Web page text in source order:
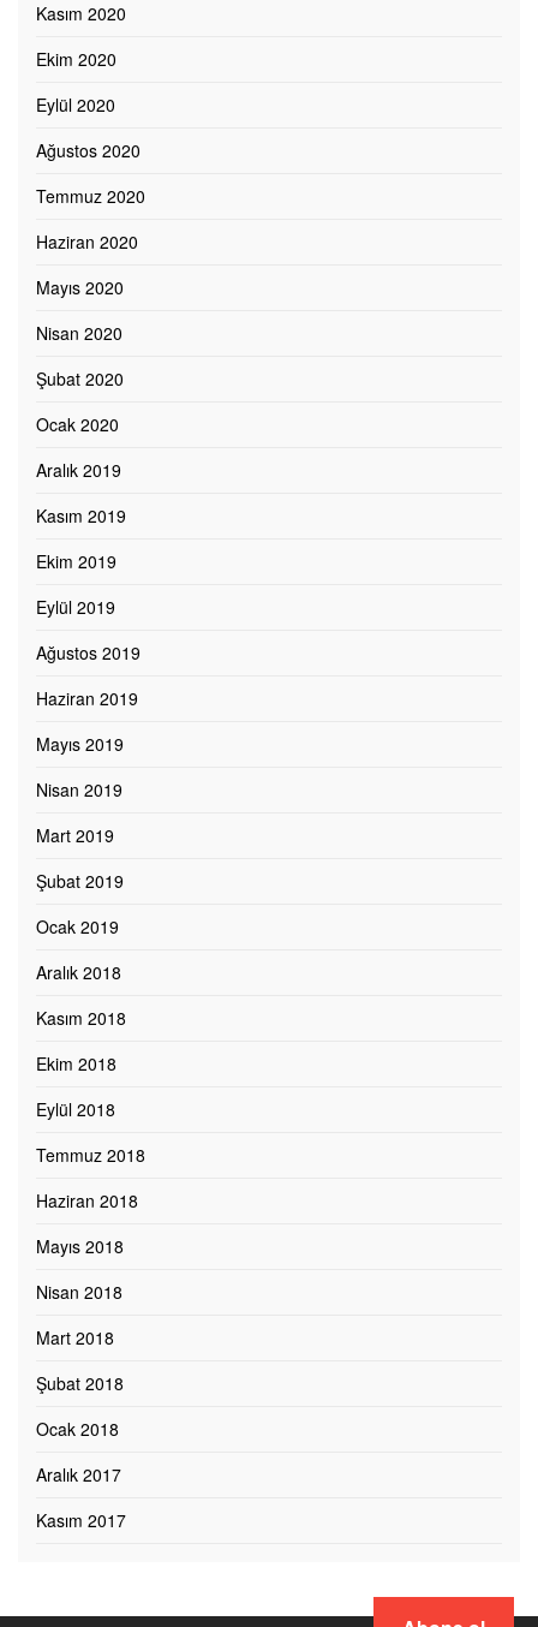
Kasım 2020
Ekim 2020
Eylül 2020
Ağustos 2020
Temmuz 2020
Haziran 2020
Mayıs 2020
Nisan 2020
Şubat 2020
Ocak 2020
Aralık 2019
Kasım 2019
Ekim 2019
Eylül 2019
Ağustos 2019
Haziran 2019
Mayıs 2019
Nisan 2019
Mart 2019
Şubat 2019
Ocak 2019
Aralık 2018
Kasım 2018
Ekim 2018
Eylül 2018
Temmuz 2018
Haziran 2018
Mayıs 2018
Nisan 2018
Mart 2018
Şubat 2018
Ocak 2018
Aralık 2017
Kasım 2017